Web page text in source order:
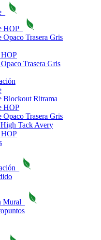
HOP
Opaco Trasera Gris
Trasera Gris
Blockout Ritrama
HOP
Opaco Trasera Gris
Tack Avery
Mural